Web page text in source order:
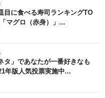
目に食べる寿司ランキングTO
マグロ（赤身）」...
タ」であなたが一番好きなも
年版人気投票実施中...